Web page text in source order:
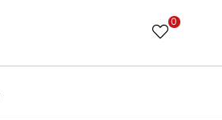
Skip
Content
0